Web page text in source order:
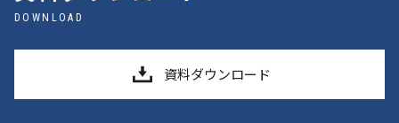
DOWNLOAD
資料ダウンロード